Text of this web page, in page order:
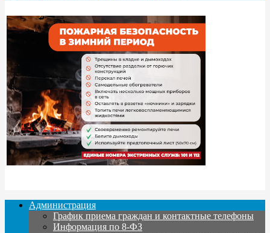
Администрация
График приема граждан и контактные телефоны
Информация по 8-ФЗ